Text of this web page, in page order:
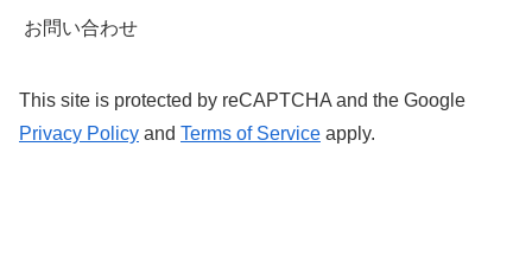
お問い合わせ
This site is protected by reCAPTCHA and the Google
Privacy Policy and Terms of Service apply.